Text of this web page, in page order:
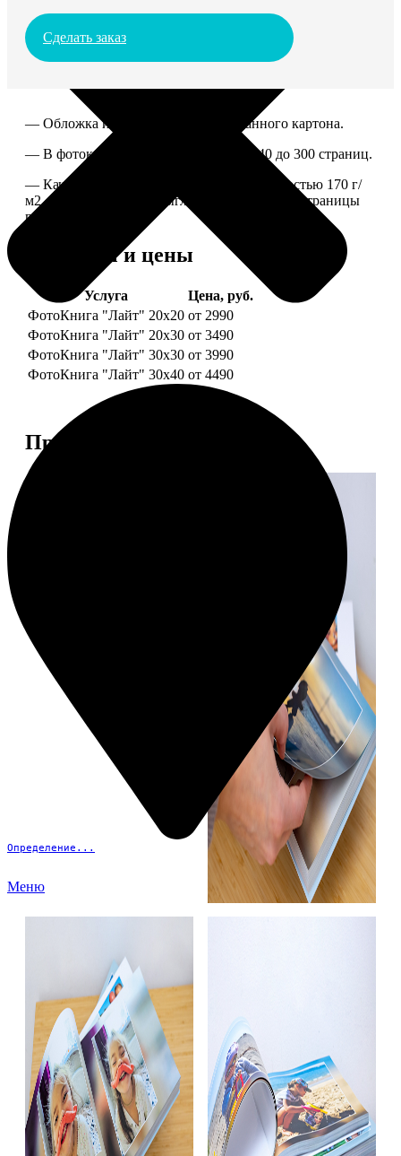
Определение...
Меню
Сделать заказ
— Обложка из твердого ламинированного картона.
— В фотокниге можно разместить от 40 до 300 страниц.
— Качественная мелованная бумага плотностью 170 г/
м2, то есть страницы выглядят, как плотные страницы
глянцевого журнала.
Форматы и цены
Услуга
Цена, руб.
ФотоКнига "Лайт" 20x20 от 2990
ФотоКнига "Лайт" 20x30 от 3490
ФотоКнига "Лайт" 30x30 от 3990
ФотоКнига "Лайт" 30x40 от 4490
Примеры работ